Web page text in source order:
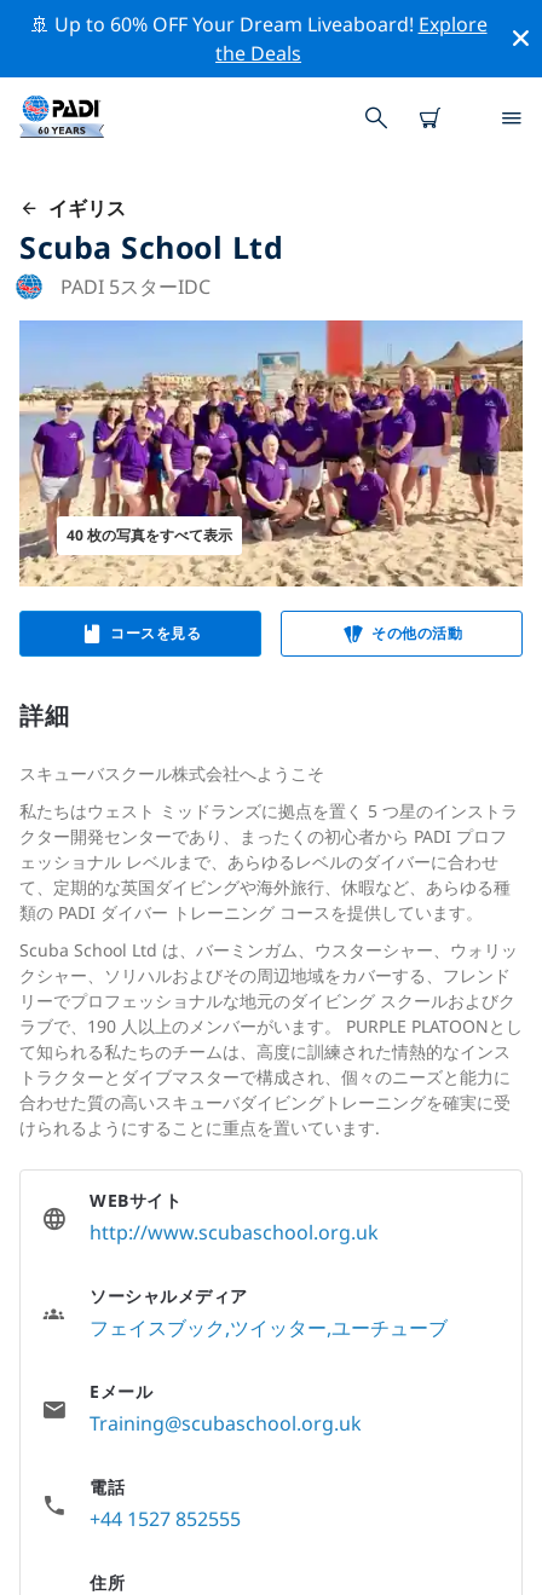
🚢 Up to 60% OFF Your Dream Liveaboard! Explore
the Deals
イギリス
Scuba School Ltd
PADI 5スターIDC
40 枚の写真をすべて表示
コースを見る その他の活動
詳細
スキューバスクール株式会社へようこそ
私たちはウェスト ミッドランズに拠点を置く 5 つ星のインストラ
クター開発センターであり、まったくの初心者から PADI プロフ
ェッショナル レベルまで、あらゆるレベルのダイバーに合わせ
て、定期的な英国ダイビングや海外旅行、休暇など、あらゆる種
類の PADI ダイバー トレーニング コースを提供しています。
Scuba School Ltd は、バーミンガム、ウスターシャー、ウォリッ
クシャー、ソリハルおよびその周辺地域をカバーする、フレンド
リーでプロフェッショナルな地元のダイビング スクールおよびク
ラブで、190 人以上のメンバーがいます。 PURPLE PLATOONとし
て知られる私たちのチームは、高度に訓練された情熱的なインス
トラクターとダイブマスターで構成され、個々のニーズと能力に
合わせた質の高いスキューバダイビングトレーニングを確実に受
けられるようにすることに重点を置いています.
WEBサイト
http://www.scubaschool.org.uk
ソーシャルメディア
フェイスブック ツイッター ユーチューブ
Eメール
Training@scubaschool.org.uk
電話
+44 1527 852555
住所